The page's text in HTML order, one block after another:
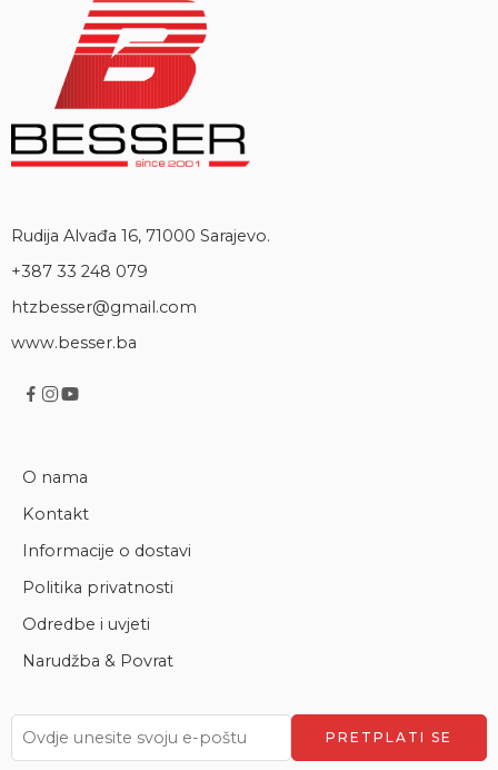
Rudija Alvađa 16, 71000 Sarajevo.
+387 33 248 079
htzbesser@gmail.com
www.besser.ba
O nama
Kontakt
Informacije o dostavi
Politika privatnosti
Odredbe i uvjeti
Narudžba & Povrat